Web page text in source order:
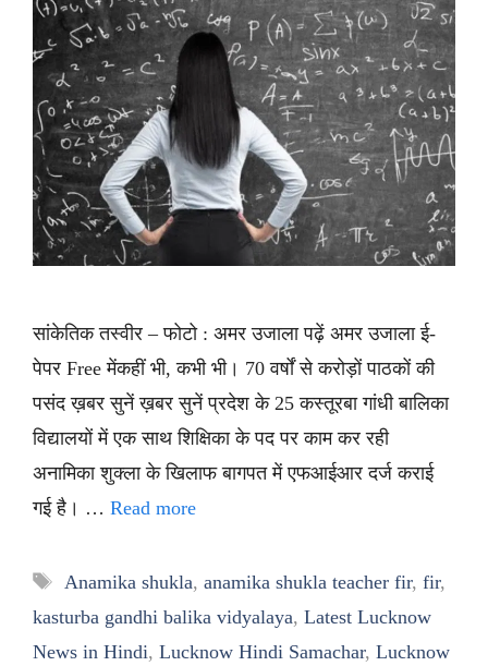
सांकेतिक तस्वीर – फोटो : अमर उजाला पढ़ें अमर उजाला ई-
पेपर Free मेंकहीं भी, कभी भी। 70 वर्षों से करोड़ों पाठकों की
पसंद ख़बर सुनें ख़बर सुनें प्रदेश के 25 कस्तूरबा गांधी बालिका
विद्यालयों में एक साथ शिक्षिका के पद पर काम कर रही
अनामिका शुक्ला के खिलाफ बागपत में एफआईआर दर्ज कराई
गई है। … Read more
Tags
Anamika shukla, anamika shukla teacher fir, fir,
kasturba gandhi balika vidyalaya, Latest Lucknow
News in Hindi, Lucknow Hindi Samachar, Lucknow